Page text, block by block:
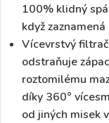
100% klidný
když
Vícevrstvý
odstraňuje
roztomilému
díky 360°
od jiných misek